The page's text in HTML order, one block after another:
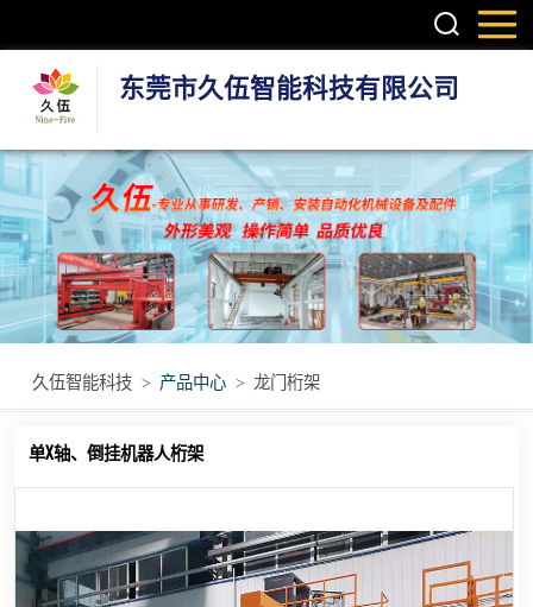
东莞市久伍智能科技有限公司
久伍智能科技 > 产品中心 > 龙门桁架
单X轴、倒挂机器人桁架
三轴龙门桁架机
械手
两轴龙门机械手
机器人第七轴(地
轨)
立体库智能仓储
重型模组
龙门桁架